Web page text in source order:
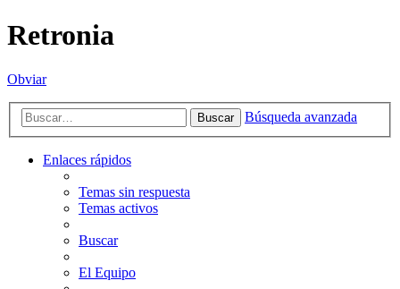
Retronia
Obviar
Buscar Búsqueda avanzada
Enlaces rápidos
Temas sin respuesta
Temas activos
Buscar
El Equipo